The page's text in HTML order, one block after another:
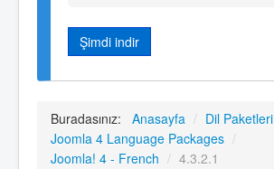
Şimdi indir
Buradasınız: Anasayfa / Dil Paketleri
Joomla 4 Language Packages /
Joomla! 4 - French / 4.3.2.1